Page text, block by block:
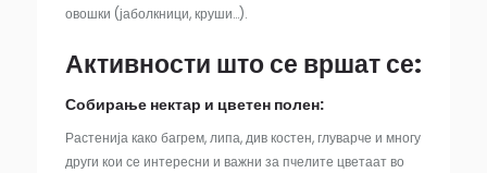
овошки (јаболкници, круши…).
Активности што се вршат се:
Собирање нектар и цветен полен:
Растенија како багрем, липа, див костен, глуварче и многу
други кои се интересни и важни за пчелите цветаат во